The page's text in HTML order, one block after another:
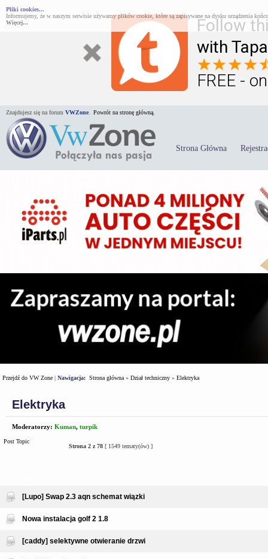
Follow
with
FREE -
Pliki cookies...
Informujemy, że w naszym serwisie używamy plików cookie, które są zapisywane na dysku urządzenia
Więcej...
Znajdujesz się na forum VWZone Powrót na stronę główną.
Strona Główna
Przejdź do VW Zone | Nawigacja: Strona główna » Dział techniczny » Elektryka
Elektryka
Moderatorzy: Kuman, turpik
Post Topic
Strona 2 z78 [ 1549 tematy(ów) ]
[Lupo] Swap 2.3 aqn schemat wiązki
Nowa instalacja golf 2 1.8
[caddy] selektywne otwieranie drzwi